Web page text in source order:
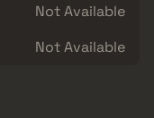
Not Available
Not Available